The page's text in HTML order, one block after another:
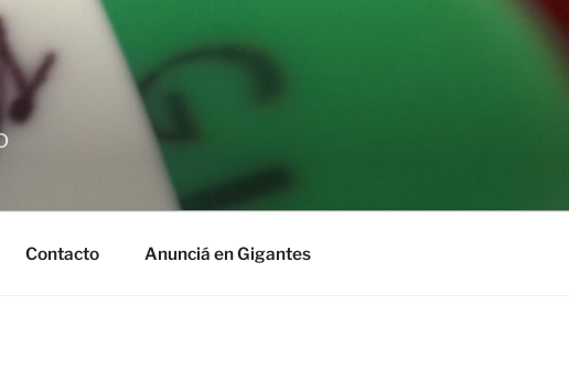
Contacto Anunciá en Gigantes